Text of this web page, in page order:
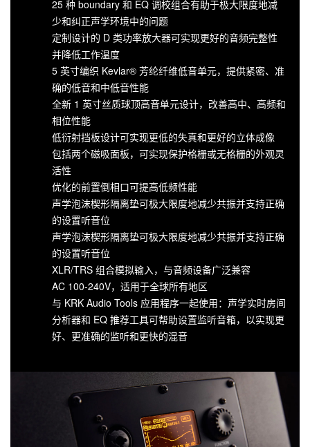
25 种 boundary 和 EQ 调校组合有助于极大限度地减
少和纠正声学环境中的问题
定制设计的 D 类功率放大器可实现更好的音频完整性
并降低工作温度
5 英寸编织 Kevlar® 芳纶纤维低音单元，提供紧密、准
确的低音和中低音性能
全新 1 英寸丝质球顶高音单元设计，改善高中、高频和
相位性能
低衍射挡板设计可实现更低的失真和更好的立体成像
包括两个磁吸面板，可实现保护格栅或无格栅的外观灵
活性
优化的前置倒相口可提高低频性能
声学泡沫楔形隔离垫可极大限度地减少共振并支持正确
的设置听音位
声学泡沫楔形隔离垫可极大限度地减少共振并支持正确
的设置听音位
XLR/TRS 组合模拟输入，与音频设备广泛兼容
AC 100-240V，适用于全球所有地区
与 KRK Audio Tools 应用程序一起使用：声学实时房间
分析器和 EQ 推荐工具可帮助设置监听音箱，以实现更
好、更准确的监听和更快的混音